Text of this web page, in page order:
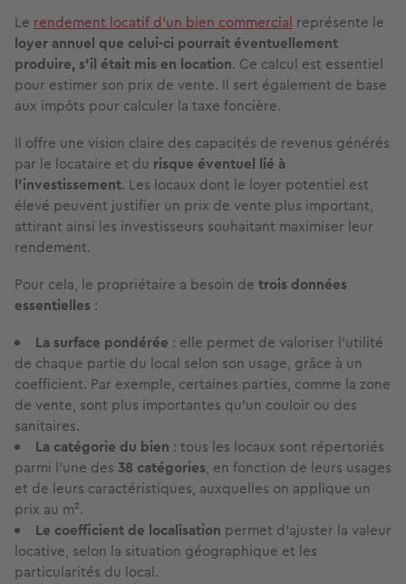
Le rendement locatif d’un bien commercial représente le
loyer annuel que celui-ci pourrait éventuellement
produire, s’il était mis en location. Ce calcul est essentiel
pour estimer son prix de vente. Il sert également de base
aux impôts pour calculer la taxe foncière.
Il offre une vision claire des capacités de revenus générés
par le locataire et du risque éventuel lié à
l'investissement. Les locaux dont le loyer potentiel est
élevé peuvent justifier un prix de vente plus important,
attirant ainsi les investisseurs souhaitant maximiser leur
rendement.
Pour cela, le propriétaire a besoin de trois données
essentielles :
La surface pondérée : elle permet de valoriser l’utilité
de chaque partie du local selon son usage, grâce à un
coefficient. Par exemple, certaines parties, comme la zone
de vente, sont plus importantes qu’un couloir ou des
sanitaires.
La catégorie du bien : tous les locaux sont répertoriés
parmi l’une des 38 catégories, en fonction de leurs usages
et de leurs caractéristiques, auxquelles on applique un
prix au m².
Le coefficient de localisation permet d’ajuster la valeur
locative, selon la situation géographique et les
particularités du local.